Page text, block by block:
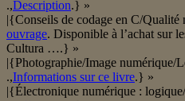
.,Description.} »
|{Conseils de codage en C/Qualité
ouvrage. Disponible à l’achat sur
Cultura ….} »
|{Photographie/Image numérique/
.,Informations sur ce livre.} »
|{Électronique numérique :